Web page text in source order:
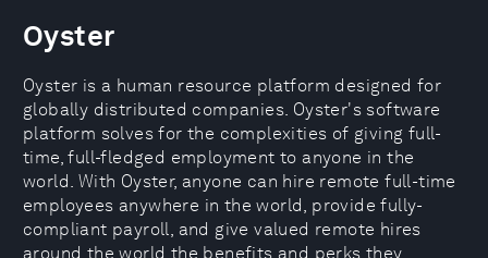
Oyster
Oyster is a human resource platform designed for
globally distributed companies. Oyster's software
platform solves for the complexities of giving full-
time, full-fledged employment to anyone in the
world. With Oyster, anyone can hire remote full-time
employees anywhere in the world, provide fully-
compliant payroll, and give valued remote hires
around the world the benefits and perks they